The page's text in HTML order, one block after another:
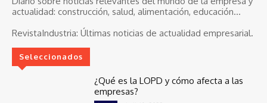
actualidad: construcción, salud, alimentación, educación...
RevistaIndustria: Últimas noticias de actualidad empresarial.
Seleccionados
¿Qué es la LOPD y cómo afecta a las
empresas?